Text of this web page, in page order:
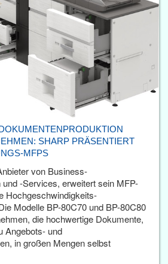
SHARP PRÄSENTIERT
MFPS
von Business-
-Services, erweitert sein MFP-
Hochgeschwindigkeits-
Modelle BP-80C70 und BP-80C80
die hochwertige Dokumente,
Angebots- und
in großen Mengen selbst